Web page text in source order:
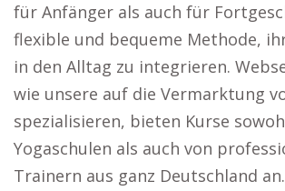
für Anfänger als auch für
flexible und bequeme Methode,
in den Alltag zu integrieren.
wie unsere auf die Vermarktung
spezialisieren, bieten Kurse
Yogaschulen als auch von
Trainern aus ganz Deutschland